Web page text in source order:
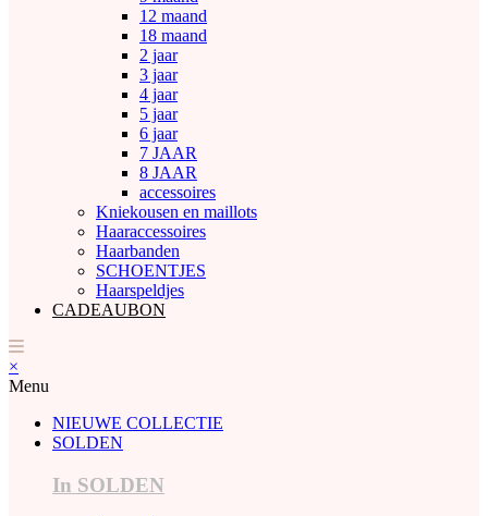
12 maand
18 maand
2 jaar
3 jaar
4 jaar
5 jaar
6 jaar
7 JAAR
8 JAAR
accessoires
Kniekousen en maillots
Haaraccessoires
Haarbanden
SCHOENTJES
Haarspeldjes
CADEAUBON
×
Menu
NIEUWE COLLECTIE
SOLDEN
In SOLDEN